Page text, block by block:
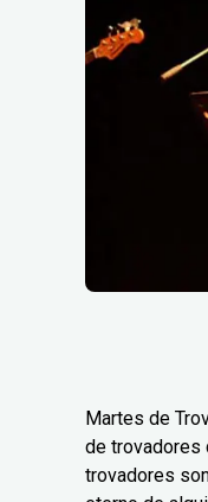
Martes de
de trovadores
trovadores